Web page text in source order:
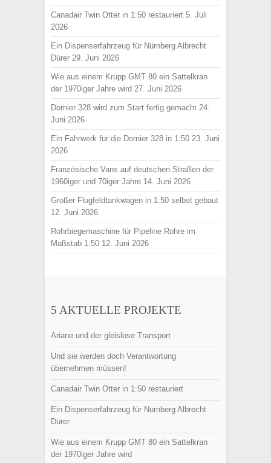
Canadair Twin Otter in 1:50 restauriert 5. Juli
2026
Ein Dispenserfahrzeug für Nürnberg Albrecht
Dürer 29. Juni 2026
Wie aus einem Krupp GMT 80 ein Sattelkran
der 1970iger Jahre wird 27. Juni 2026
Dornier 328 wird zum Start fertig gemacht 24.
Juni 2026
Ein Fahrwerk für die Dornier 328 in 1:50 23. Juni
2026
Französische Vans auf deutschen Straßen der
1960iger und 70iger Jahre 14. Juni 2026
Großer Flugfeldtankwagen in 1:50 selbst gebaut
12. Juni 2026
Rohrbiegemaschine für Pipeline Rohre im
Maßstab 1:50 12. Juni 2026
5 AKTUELLE PROJEKTE
Ariane und der gleislose Transport
Und sie werden doch Verantwortung
übernehmen müssen!
Canadair Twin Otter in 1:50 restauriert
Ein Dispenserfahrzeug für Nürnberg Albrecht
Dürer
Wie aus einem Krupp GMT 80 ein Sattelkran
der 1970iger Jahre wird